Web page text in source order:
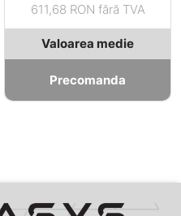
611,68 RON fără TVA
Valoarea medie
Precomanda